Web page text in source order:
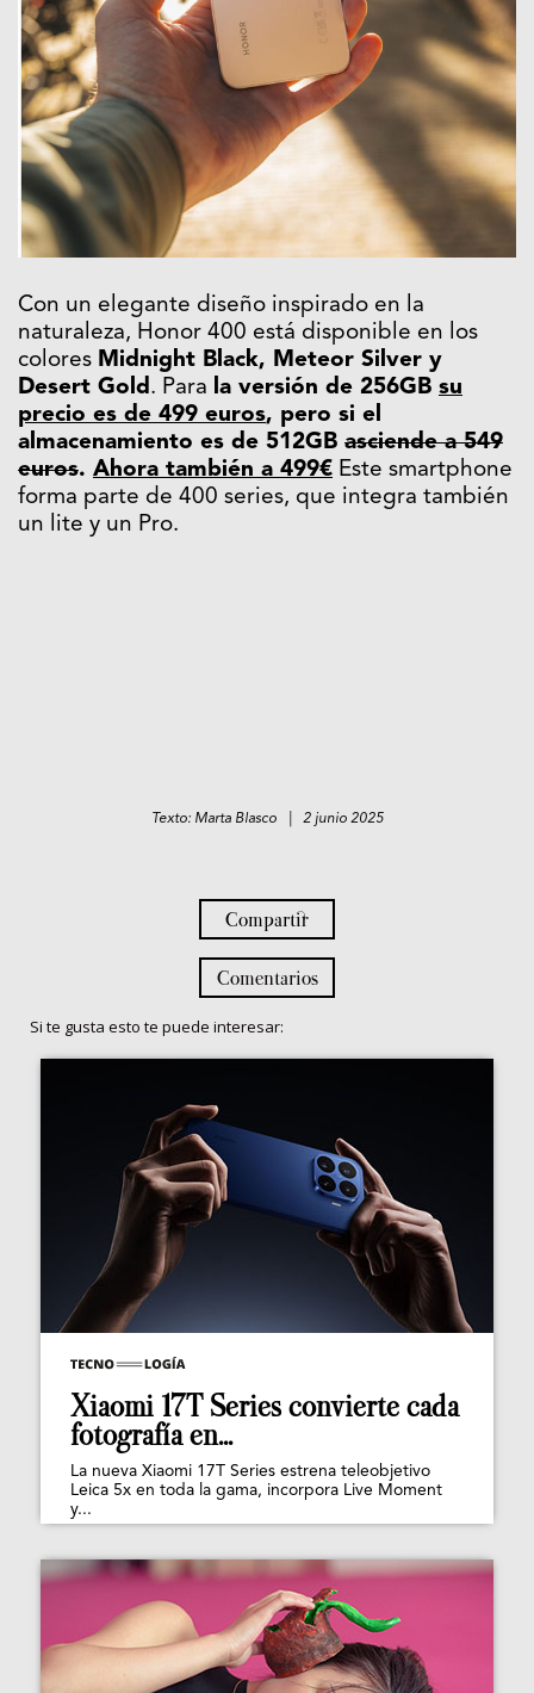
Con un elegante diseño inspirado en la
naturaleza, Honor 400 está disponible en los
colores Midnight Black, Meteor Silver y
Desert Gold. Para la versión de 256GB su
precio es de 499 euros, pero si el
almacenamiento es de 512GB asciende a 549
euros. Ahora también a 499€ Este smartphone
forma parte de 400 series, que integra también
un lite y un Pro.
Texto: Marta Blasco | 2 junio 2025
Compartir
Comentarios
Si te gusta esto te puede interesar:
Xiaomi 17T Series convierte cada
fotografía en...
La nueva Xiaomi 17T Series estrena teleobjetivo
Leica 5x en toda la gama, incorpora Live Moment
y...